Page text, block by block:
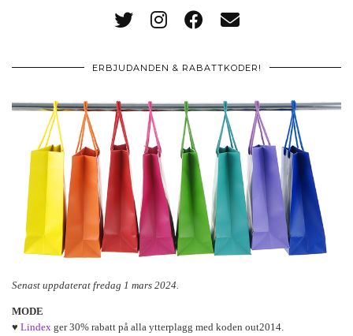
ERBJUDANDEN & RABATTKODER!
Senast uppdaterat fredag 1 mars 2024.
MODE
♥ Lindex ger 30% rabatt på alla ytterplagg med koden out2014.